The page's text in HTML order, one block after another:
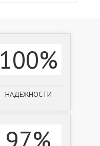
100%
НАДЕЖНОСТИ